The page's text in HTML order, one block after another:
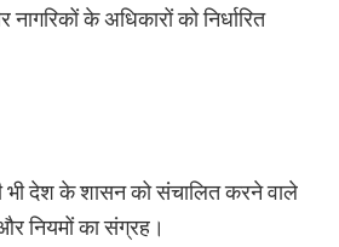
के अधिकारों को निर्धारित
भी देश के शासन को संचालित करने वाले
नियमों का संग्रह।